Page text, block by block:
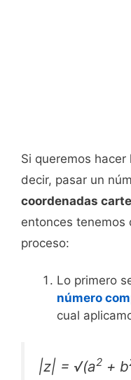
Si queremos
decir, pasar un
coordenadas
entonces tenemos
proceso:
Lo primero
número
cual
|z| = √(a2 + b